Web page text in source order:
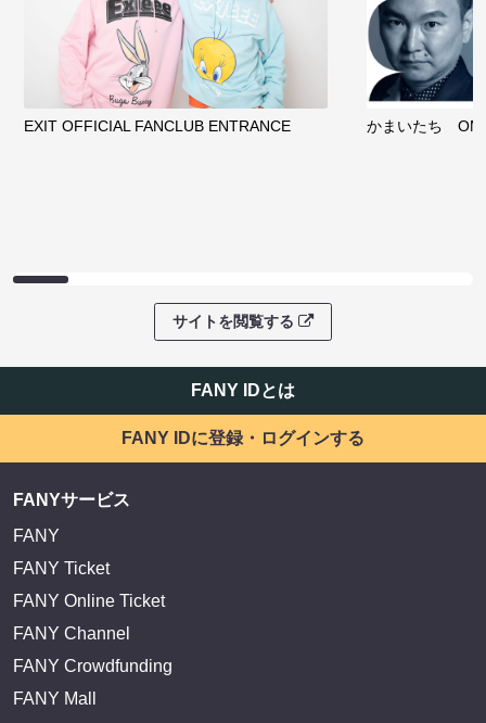
EXIT OFFICIAL FANCLUB ENTRANCE かまいたち
サイトを閲覧する
FANY IDとは
FANY IDに登録・ログインする
FANYサービス
FANY
FANY Ticket
FANY Online Ticket
FANY Channel
FANY Crowdfunding
FANY Mall